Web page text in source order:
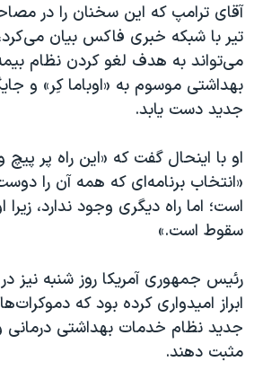
دادگاه حمید نوری
چهل سال گروگان‌گیری
قانون شفافیت دارائی کادر رهبری ایران
اعتراضات مردمی آبان ۹۸
نرگس محمدی برنده جایزه نوبل صلح
همایش محافظه‌کاران آمریکا «سی‌پک»
صفحه‌های ویژه
آقای ترامپ که این سخنان را در
تیر با شبکه خبری فاکس بیان می‌کرد،
می‌تواند به هدف لغو کردن نظام
بهداشتی موسوم به «اوباما کِر» و
جدید دست یابد.
او با اینحال گفت که «این راه پر
«انتخاب برنامه‌ای که همه آن را
است؛ اما راه دیگری وجود ندارد، زیرا
سقوط است.»
رئیس جمهوری آمریکا روز شنبه نیز
ابراز امیدواری کرده بود که
جدید نظام خدمات بهداشتی درمانی و
مثبت دهند.